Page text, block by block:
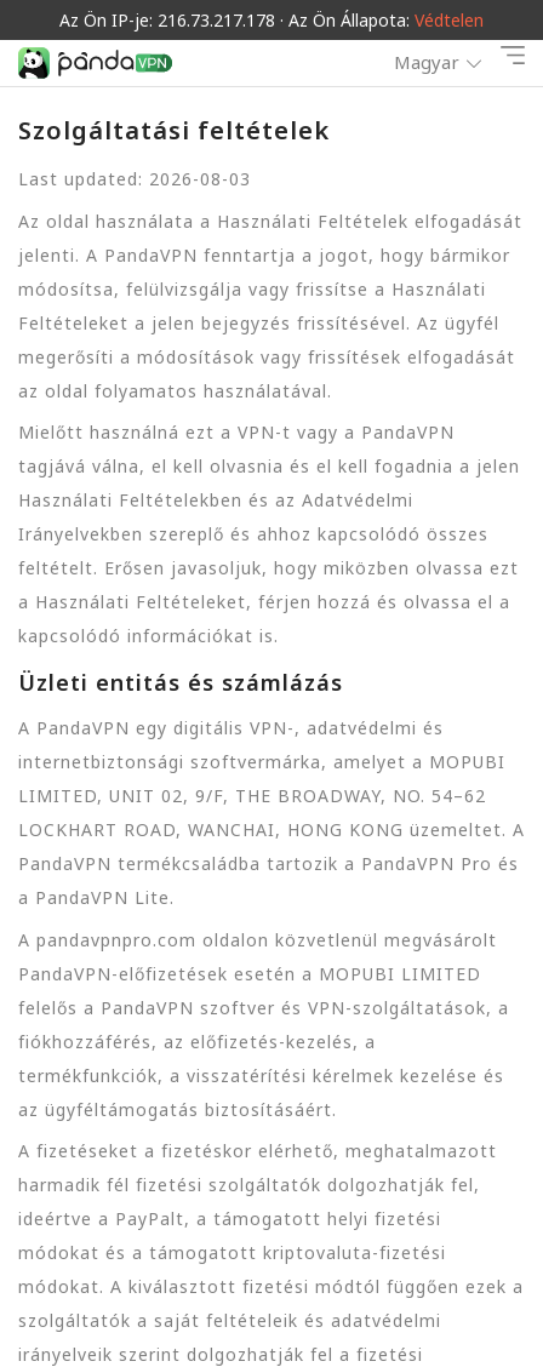
Az Ön IP-je: 216.73.217.178 · Az Ön Állapota: Védtelen
Magyar
Szolgáltatási feltételek
Last updated: 2026-08-03
Az oldal használata a Használati Feltételek elfogadását
jelenti. A PandaVPN fenntartja a jogot, hogy bármikor
módosítsa, felülvizsgálja vagy frissítse a Használati
Feltételeket a jelen bejegyzés frissítésével. Az ügyfél
megerősíti a módosítások vagy frissítések elfogadását
az oldal folyamatos használatával.
Mielőtt használná ezt a VPN-t vagy a PandaVPN
tagjává válna, el kell olvasnia és el kell fogadnia a jelen
Használati Feltételekben és az Adatvédelmi
Irányelvekben szereplő és ahhoz kapcsolódó összes
feltételt. Erősen javasoljuk, hogy miközben olvassa ezt
a Használati Feltételeket, férjen hozzá és olvassa el a
kapcsolódó információkat is.
Üzleti entitás és számlázás
A PandaVPN egy digitális VPN-, adatvédelmi és
internetbiztonsági szoftvermárka, amelyet a MOPUBI
LIMITED, UNIT 02, 9/F, THE BROADWAY, NO. 54–62
LOCKHART ROAD, WANCHAI, HONG KONG üzemeltet. A
PandaVPN termékcsaládba tartozik a PandaVPN Pro és
a PandaVPN Lite.
A pandavpnpro.com oldalon közvetlenül megvásárolt
PandaVPN-előfizetések esetén a MOPUBI LIMITED
felelős a PandaVPN szoftver és VPN-szolgáltatások, a
fiókhozzáférés, az előfizetés-kezelés, a
termékfunkciók, a visszatérítési kérelmek kezelése és
az ügyféltámogatás biztosításáért.
A fizetéseket a fizetéskor elérhető, meghatalmazott
harmadik fél fizetési szolgáltatók dolgozhatják fel,
ideértve a PayPalt, a támogatott helyi fizetési
módokat és a támogatott kriptovaluta-fizetési
módokat. A kiválasztott fizetési módtól függően ezek a
szolgáltatók a saját feltételeik és adatvédelmi
irányelveik szerint dolgozhatják fel a fizetési